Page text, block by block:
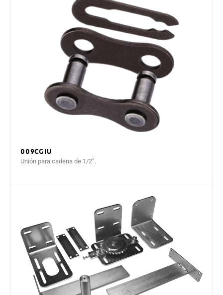
009CGIU
Unión para cadena de 1/2”.